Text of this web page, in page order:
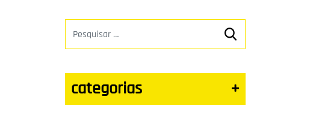
categorias +